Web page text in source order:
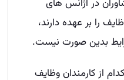
دپارتمان املاک یک
خریدار یا مستأجر
به امور در